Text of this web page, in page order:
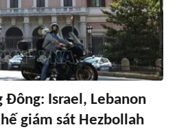
Đông: Israel, Lebanon
giám sát Hezbollah